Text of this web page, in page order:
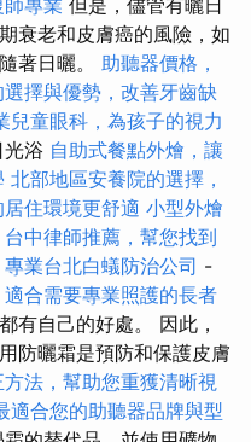
專業 但是，儘管有曬日
衰老和皮膚癌的風險，如
著日曬。 助聽器價格，
選擇與優勢，改善牙齒缺
兒童眼科，為孩子的視力
浴 自助式餐點外燴，讓
北部地區安養院的選擇，
住環境更舒適 小型外燴
台中律師推薦，幫您找到
業台北白蟻防治公司 -
合需要專業照護的長者
有自己的好處。 因此，
防曬霜是預防和保護皮膚
法，幫助您重獲清晰視
適合您的助聽器品牌與型